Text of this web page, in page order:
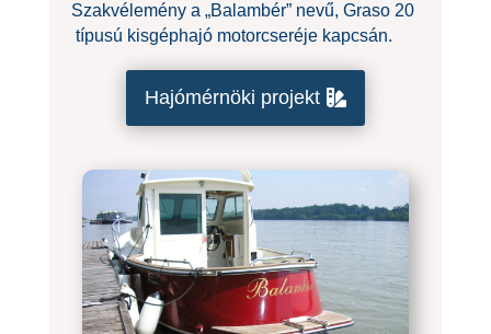
Szakvélemény a „Balambér” nevű, Graso 20
típusú kisgéphajó motorcseréje kapcsán.
Hajómérnöki projekt